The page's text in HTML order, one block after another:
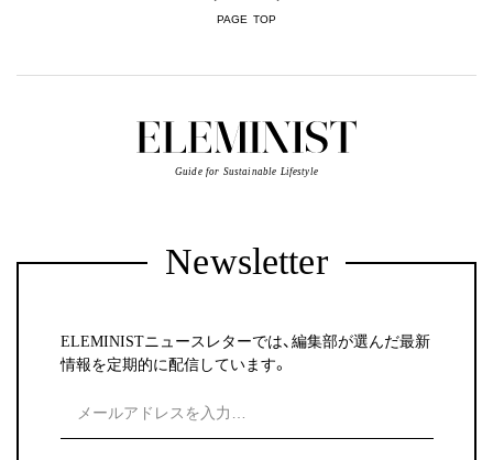
PAGE TOP
Guide for Sustainable Lifestyle
Newsletter
ELEMINISTニュースレターでは、編集部が選んだ最新
情報を定期的に配信しています。